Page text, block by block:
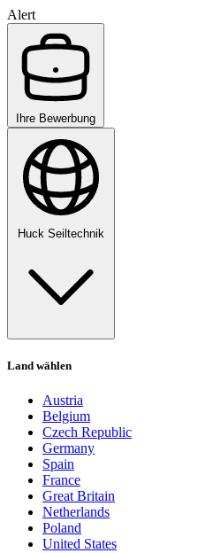
Alert
Ihre Bewerbung
Huck Seiltechnik
Land wählen
Austria
Belgium
Czech Republic
Germany
Spain
France
Great Britain
Netherlands
Poland
United States